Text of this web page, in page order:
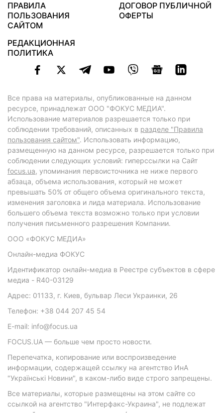
ПРАВИЛА
ПОЛЬЗОВАНИЯ
САЙТОМ
ДОГОВОР ПУБЛИЧНОЙ
ОФЕРТЫ
РЕДАКЦИОННАЯ
ПОЛИТИКА
Все права на материалы, опубликованные на данном
ресурсе, принадлежат ООО "ФОКУС МЕДИА".
Использование материалов разрешается только при
соблюдении требований, описанных в разделе "Правила
пользования сайтом". Использовать информацию,
размещенную на данном ресурсе, разрешается только при
соблюдении следующих условий: гиперссылки на Сайт
focus.ua, упоминания первоисточника не ниже первого
абзаца, объема использования, который не может
превышать 50% от общего объема оригинального текста,
изменения заголовка и лида материала. Использование
большего объема текста возможно только при условии
получения письменного разрешения Компании.
ООО «ФОКУС МЕДИА»
Онлайн-медиа ФОКУС
Идентификатор онлайн-медиа в Реестре субъектов в сфере
медиа - R40-03129
Адрес: 01133, г. Киев, бульвар Леси Украинки, 26
Телефон: +38 044 207 45 54
E-mail: info@focus.ua
FOCUS.UA — больше чем просто новости.
Перепечатка, копирование или воспроизведение
информации, содержащей ссылку на агентство ИнА
"Українські Новини", в каком-либо виде строго запрещены.
Все материалы, которые размещены на этом сайте со
ссылкой на агентство "Интерфакс-Украина", не подлежат